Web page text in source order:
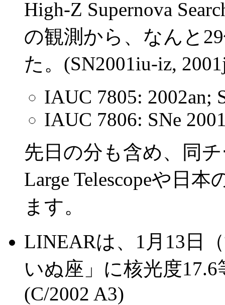
High-Z Supernova
の観測から、なんと
た。(SN2001iu-iz,
IAUC 7805: 2002an;
IAUC 7806: SNe
先日の分も含め、同
Large Telescopeや日
ます。
LINEARは、1月13日
いぬ座」に核光度
(C/2002 A3)